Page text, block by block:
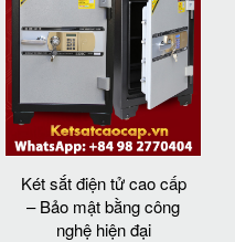
Két sắt điện tử cao cấp
– Bảo mật bằng công
nghệ hiện đại